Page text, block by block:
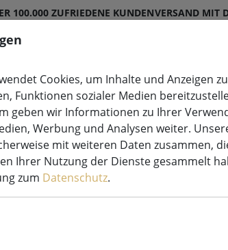
100.000 ZUFRIEDENE KUNDENVERSAND MIT
Leuchtdeko Kerzen LED
Cookies, um Inhalte und Anzeigen
Funktionen sozialer Medien
geben wir Informationen zu Ihrer
Werbung und Analysen weiter.
mit weiteren Daten zusammen,
Ihrer Nutzung der Dienste gesammelt
zum Datenschutz.